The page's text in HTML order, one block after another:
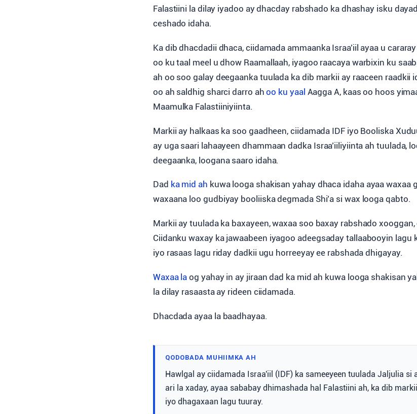
Falastiini la dilay iyadoo ay dhacday rabshado ka dhashay isku
ceshado idaha.
Ka dib dhacdadii dhaca, ciidamada ammaanka Israa’iil ayaa u
oo ku taal meel u dhow Raamallaah, iyagoo raacaya warbixin ku
ah oo soo galay deegaanka tuulada ka dib markii ay raaceen raadkii
oo ah saldhig sharci darro ahoo ku yaal Aagga A, kaas oo hoos
Maamulka Falastiiniyiinta.
Markii ay halkaas ka soo gaadheen, ciidamada IDF iyo Booliska
ay uga saari lahaayeen dhammaan dadka Israa’iiliyiinta ah tuulada,
deegaanka, loogana saaro idaha.
Dad ka mid ah kuwa looga shakisan yahay dhaca idaha ayaa waxaa
waxaana loo gudbiyay booliiska degmada Shi’a si wax looga qabto.
Markii ay tuulada ka baxayeen, waxaa soo baxay rabshado
Ciidanku waxay ka jawaabeen iyagoo adeegsaday tallaabooyin lagu
iyo rasaas lagu riday dadkii ugu horreeyay ee rabshada dhigayay.
Waxaa la og yahay in ay jiraan dad ka mid ah kuwa looga shakisan
la dilay rasaasta ay rideen ciidamada.
Dhacdada ayaa la baadhayaa.
QODOBADA MUHIIMKA AH
Hawlgal ay ciidamada Israa'iil (IDF) ka sameeyeen tuulada Jaljulia si
ari la xaday, ayaa sababay dhimashada hal Falastiini ah, ka dib
iyo dhagaxaan lagu tuuray.